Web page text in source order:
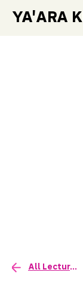
YA'ARA
All Lectures